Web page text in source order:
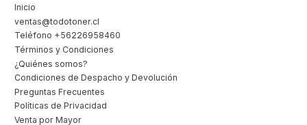
Inicio
ventas@todotoner.cl
Teléfono +56226958460
Términos y Condiciones
¿Quiénes somos?
Condiciones de Despacho y Devolución
Preguntas Frecuentes
Políticas de Privacidad
Venta por Mayor